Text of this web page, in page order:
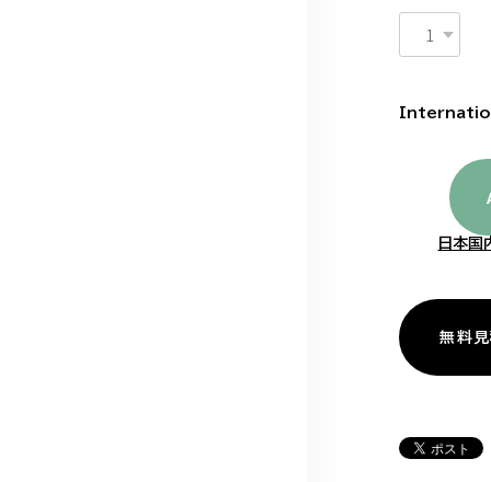
日本国
無料